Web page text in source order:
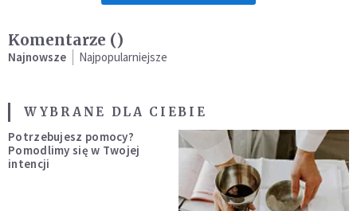
Komentarze ()
Najnowsze Najpopularniejsze
WYBRANE DLA CIEBIE
Potrzebujesz pomocy?
Pomodlimy się w Twojej
intencji